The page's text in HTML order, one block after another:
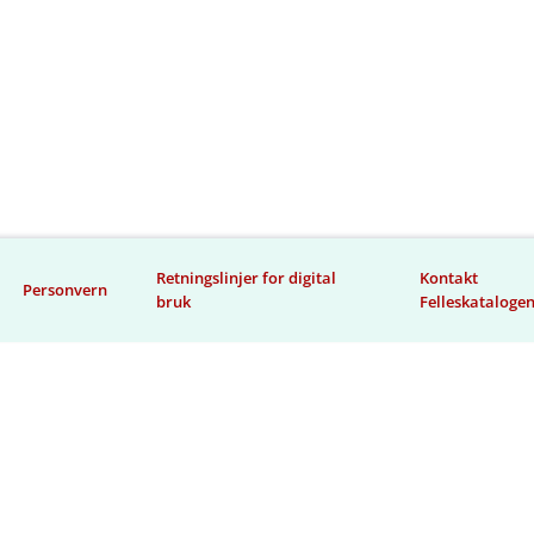
Personvern
Retningslinjer for digital
bruk
Kontakt
Felleskatalogen